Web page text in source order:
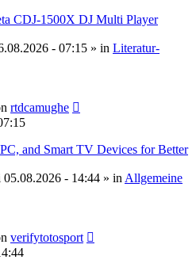
CDJ-1500X DJ Multi Player
- 07:15 » in Literatur-
rtdcamughe
and Smart TV Devices for Better
- 14:44 » in Allgemeine
verifytotosport